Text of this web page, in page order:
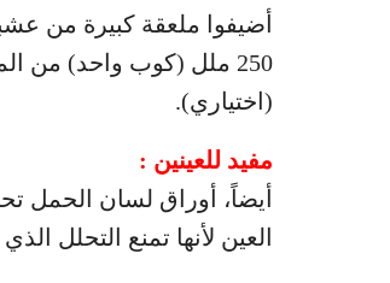
أضيفوا ملعقة كبيرة من
(اختياري).
مفيد للعينين :
العين لأنها تمنع التحلل